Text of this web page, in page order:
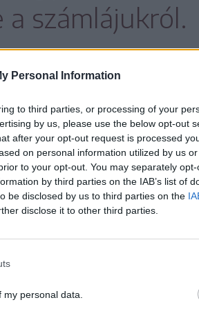
Personal Information
to third parties, or processing of your
by us, please use the below opt-out
after your opt-out request is processed
on personal information utilized by us
to your opt-out. You may separately
by third parties on the IAB’s list of
be disclosed by us to third parties on the
disclose it to other third parties.
personal data.
számlájukról.
leggyakrabban
olyan hirdetések,
A legismertebb ilyen
clairtrade.pro;
giscapital.co;
trade-union.pro;
meteortrade.pro.
azt tanácsolja,